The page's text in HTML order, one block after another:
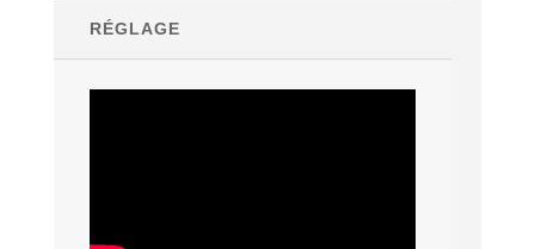
RÉGLAGE